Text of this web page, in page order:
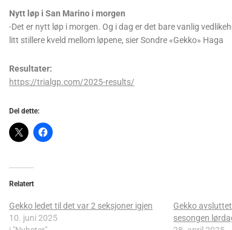
Nytt løp i San Marino i morgen
-Det er nytt løp i morgen. Og i dag er det bare vanlig
litt stillere kveld mellom løpene, sier Sondre «Gekko» Haga
Resultater:
https://trialgp.com/2025-results/
Del dette:
Relatert
Gekko ledet til det var 2 seksjoner igjen
10. juni 2025
Gekko
sesongen